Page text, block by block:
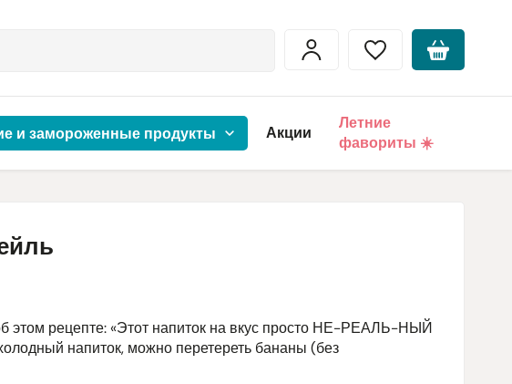
и замороженные продукты Акции
Летние
фавориты ☀️
этом рецепте: «Этот напиток на вкус просто НЕ-РЕАЛЬ-НЫЙ
напиток, можно перетереть бананы (без